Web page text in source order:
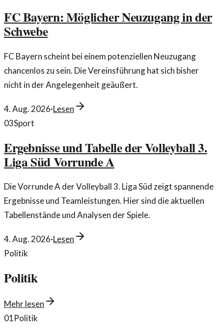
FC Bayern: Möglicher Neuzugang in der
Schwebe
FC Bayern scheint bei einem potenziellen Neuzugang
chancenlos zu sein. Die Vereinsführung hat sich bisher
nicht in der Angelegenheit geäußert.
4. Aug. 2026·Lesen
03Sport
Ergebnisse und Tabelle der Volleyball 3.
Liga Süd Vorrunde A
Die Vorrunde A der Volleyball 3. Liga Süd zeigt spannende
Ergebnisse und Teamleistungen. Hier sind die aktuellen
Tabellenstände und Analysen der Spiele.
4. Aug. 2026·Lesen
Politik
Politik
Mehr lesen
01Politik